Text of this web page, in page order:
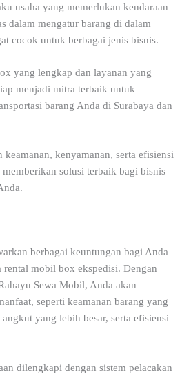
usaha yang memerlukan kendaraan
dalam mengatur barang di dalam
cocok untuk berbagai jenis bisnis.
yang lengkap dan layanan yang
menjadi mitra terbaik untuk
barang Anda di Surabaya dan
kenyamanan, serta efisiensi
memberikan solusi terbaik bagi bisnis
berbagai keuntungan bagi Anda
rental mobil box ekspedisi. Dengan
Sewa Mobil, Anda akan
seperti keamanan barang yang
yang lebih besar, serta efisiensi
dilengkapi dengan sistem pelacakan